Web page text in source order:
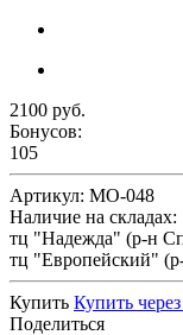
2100 руб.
Бонусов:
105
Артикул: МО-048
Наличие на складах:
тц "Надежда" (р-н
тц "Европейский"
Купить Купить через
Поделиться